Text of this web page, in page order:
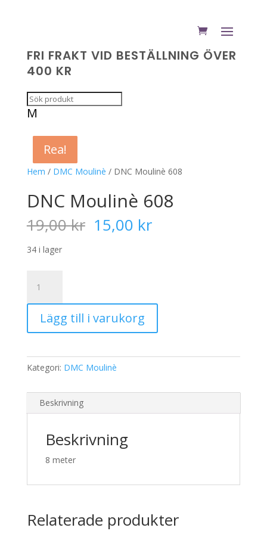
FRI FRAKT VID BESTÄLLNING ÖVER
400 KR
M
Hem / DMC Moulinè / DNC Moulinè 608
Rea!
DNC Moulinè 608
19,00kr Det
ursprungliga
15,00 krDet
34 i lager
Moulinè
608
mängdLägg till i varukorg
Kategori: DMC Moulinè
Beskrivning
Beskrivning
8 meter
Relaterade produkter
Rea!
Rea!
Rea!